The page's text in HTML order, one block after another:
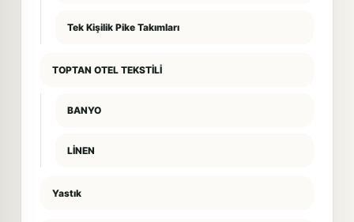
Tek Kişilik Pike Takımları
TOPTAN OTEL TEKSTİLİ
BANYO
LİNEN
Yastık